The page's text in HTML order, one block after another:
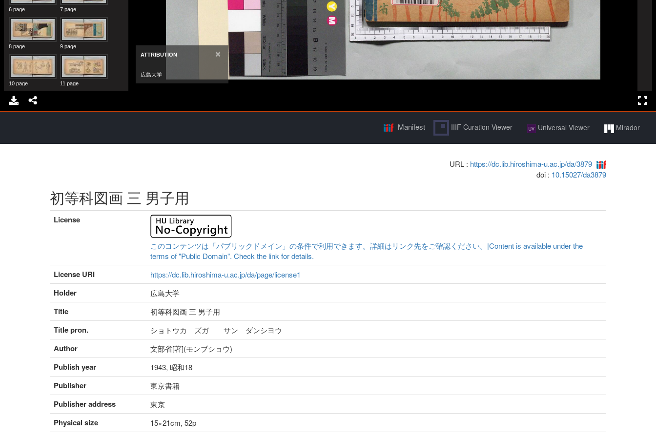
Manifest IIIF Curation Viewer Universal Viewer Mirador
URL : https://dc.lib.hiroshima-u.ac.jp/da/3879
doi : 10.15027/da3879
初等科図画 三 男子用
License
このコンテンツは「パブリックドメイン」の条件で利用できます。詳細はリンク先をご確認ください。|Content is available under the
terms of "Public Domain". Check the link for details.
License URI https://dc.lib.hiroshima-u.ac.jp/da/page/license1
Holder 広島大学
Title 初等科図画 三 男子用
Title pron. ショトウカ ズガ サン ダンシヨウ
Author 文部省[著](モンブショウ)
Publish year 1943, 昭和18
Publisher 東京書籍
Publisher address 東京
Physical size 15×21cm, 52p